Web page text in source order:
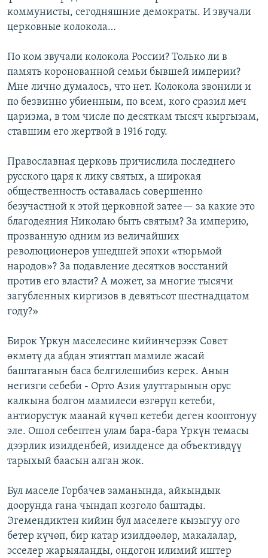
коммунисты, сегодняшние демократы. И звучали
церковные колокола…
По ком звучали колокола России? Только ли в
память коронованной семьи бывшей империи?
Мне лично думалось, что нет. Колокола звонили и
по безвинно убиенным, по всем, кого сразил меч
царизма, в том числе по десяткам тысяч кыргызам,
ставшим его жертвой в 1916 году.
Православная церковь причислила последнего
русского царя к лику святых, а широкая
общественность оставалась совершенно
безучастной к этой церковной затее— за какие это
благодеяния Николаю быть святым? За империю,
прозванную одним из величайших
революционеров ушедшей эпохи «тюрьмой
народов»? За подавление десятков восстаний
против его власти? А может, за многие тысячи
загубленных киргизов в девятьсот шестнадцатом
году?»
Бирок Үркун маселесине кийинчерээк Совет
өкмөтү да абдан этияттап мамиле жасай
баштаганын баса белгилешибиз керек. Анын
негизги себеби - Орто Азия улуттарынын орус
калкына болгон мамилеси өзгөрүп кетеби,
антиорустук маанай күчөп кетеби деген кооптонуу
эле. Ошол себептен улам бара-бара Үркүн темасы
дээрлик изилденбей, изилденсе да объективдүү
тарыхый баасын алган жок.
Бул маселе Горбачев заманында, айкындык
доорунда гана чындап козголо баштады.
Эгемендиктен кийин бул маселеге кызыгуу ого
бетер күчөп, бир катар изилдөөлөр, макалалар,
эсселер жарыяланды, ондогон илимий иштер